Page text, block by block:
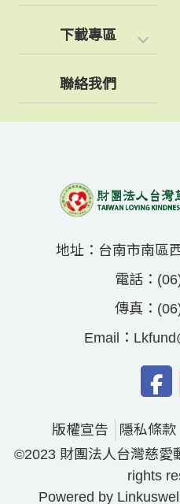
下載專區
聯絡我們
地址： 台南市南區
電話：
傳真：
Email：
版權宣告 隱私條款
©2023 財團法人台灣慈愛
rights
Powered by